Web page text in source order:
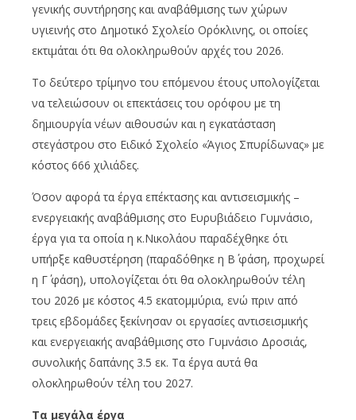
γενικής συντήρησης και αναβάθμισης των χώρων
υγιεινής στο Δημοτικό Σχολείο Ορόκλινης, οι οποίες
εκτιμάται ότι θα ολοκληρωθούν αρχές του 2026.
Το δεύτερο τρίμηνο του επόμενου έτους υπολογίζεται
να τελειώσουν οι επεκτάσεις του ορόφου με τη
δημιουργία νέων αιθουσών και η εγκατάσταση
στεγάστρου στο Ειδικό Σχολείο «Άγιος Σπυρίδωνας» με
κόστος 666 χιλιάδες.
Όσον αφορά τα έργα επέκτασης και αντισεισμικής –
ενεργειακής αναβάθμισης στο Ευρυβιάδειο Γυμνάσιο,
έργα για τα οποία η κ.Νικολάου παραδέχθηκε ότι
υπήρξε καθυστέρηση (παραδόθηκε η Β΄ φάση, προχωρεί
η Γ΄ φάση), υπολογίζεται ότι θα ολοκληρωθούν τέλη
του 2026 με κόστος 4.5 εκατομμύρια, ενώ πριν από
τρεις εβδομάδες ξεκίνησαν οι εργασίες αντισεισμικής
και ενεργειακής αναβάθμισης στο Γυμνάσιο Δροσιάς,
συνολικής δαπάνης 3.5 εκ. Τα έργα αυτά θα
ολοκληρωθούν τέλη του 2027.
Τα μεγάλα έργα